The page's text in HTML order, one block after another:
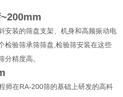
安装的筛盘支架、机身和高频振动电
检验筛承筛筛盘,检验筛安装在这些
分精度高。
师在RA-200筛的基础上研发的高科